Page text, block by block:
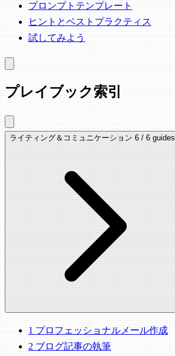
プロンプトテンプレート
ヒントとベストプラクティス
試してみよう
プレイブック索引
ライティング＆コミュニケーション 6 / 6 guides
1 プロフェッショナルメール作成
2 ブログ記事の執筆